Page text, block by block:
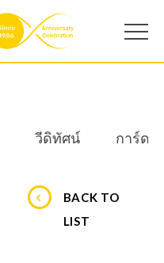
วีดิทัศน์ การ์ดอ
BACK TO
LIST